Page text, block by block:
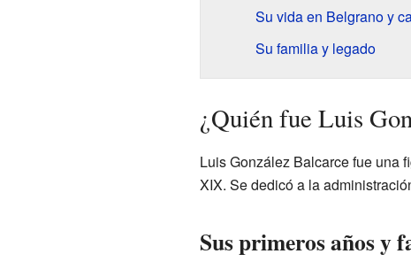
Su vida en Belgrano y
Su familia y legado
¿Quién fue Luis
Luis González Balcarce fue una
XIX. Se dedicó a la
Sus primeros años y